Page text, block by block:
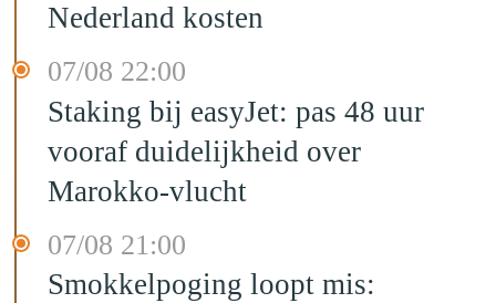
Nederland kosten
07/08 22:00
Staking bij easyJet: pas 48 uur
vooraf duidelijkheid over
Marokko-vlucht
07/08 21:00
Smokkelpoging loopt mis: